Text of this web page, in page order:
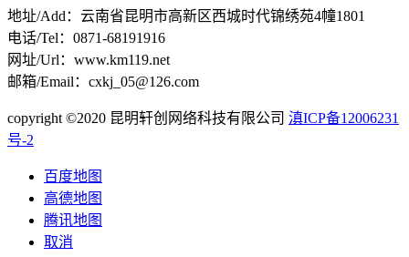
地址/Add：云南省昆明市高新区西城时代锦绣苑4幢1801
电话/Tel：0871-68191916
网址/Url：www.km119.net
邮箱/Email：cxkj_05@126.com
copyright ©2020 昆明轩创网络科技有限公司 滇ICP备12006231
号-2
百度地图
高德地图
腾讯地图
取消